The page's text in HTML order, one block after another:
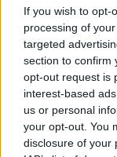
If you wish to opt-
processing of
targeted
section to confirm
opt-out request is
interest-based
us or personal
your opt-out. You
disclosure of your
profils en ligne.
Rechercher